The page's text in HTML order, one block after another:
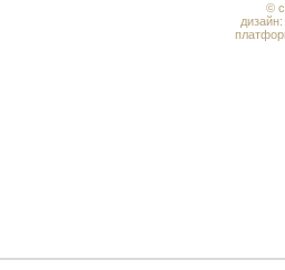
©
дизайн: